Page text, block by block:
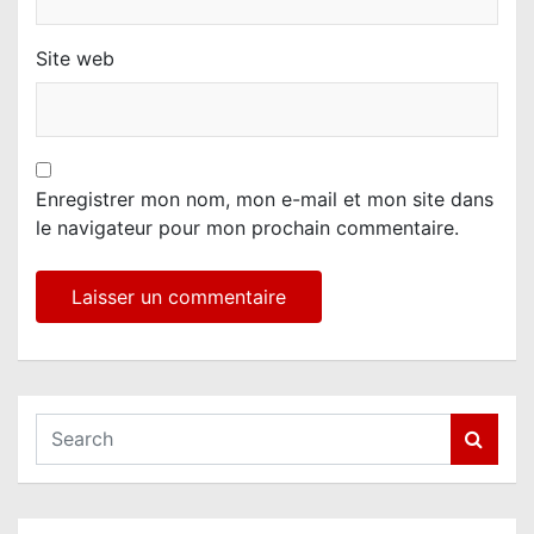
Site web
Enregistrer mon nom, mon e-mail et mon site dans
le navigateur pour mon prochain commentaire.
a